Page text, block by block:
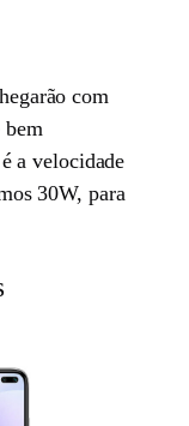
com
a velocidade
30W, para